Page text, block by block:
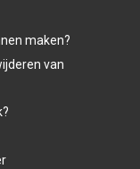
maken?
van